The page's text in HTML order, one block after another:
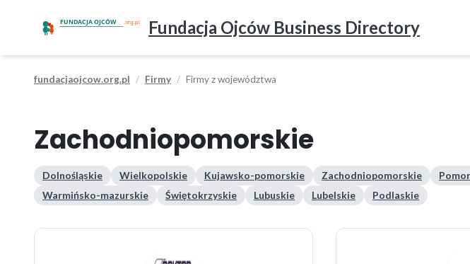
Fundacja Ojców Business Directory
fundacjaojcow.org.pl Firmy Firmy z województwa
Zachodniopomorskie
Dolnośląskie Wielkopolskie Kujawsko-pomorskie Zachodniopomorskie
Warmińsko-mazurskie
Świętokrzyskie Lubuskie Lubelskie Podlaskie